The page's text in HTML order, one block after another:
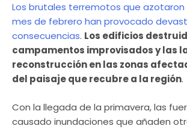
Los brutales terremotos que azotaron
mes de febrero han provocado
consecuencias. Los edificios
campamentos improvisados y las
reconstrucción en las zonas
del paisaje que recubre a la región.
Con la llegada de la primavera, las
causado inundaciones que añaden